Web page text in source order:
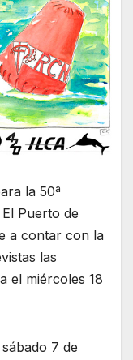
la 50ª
Puerto de
a contar con la
las
el miércoles 18
7 de